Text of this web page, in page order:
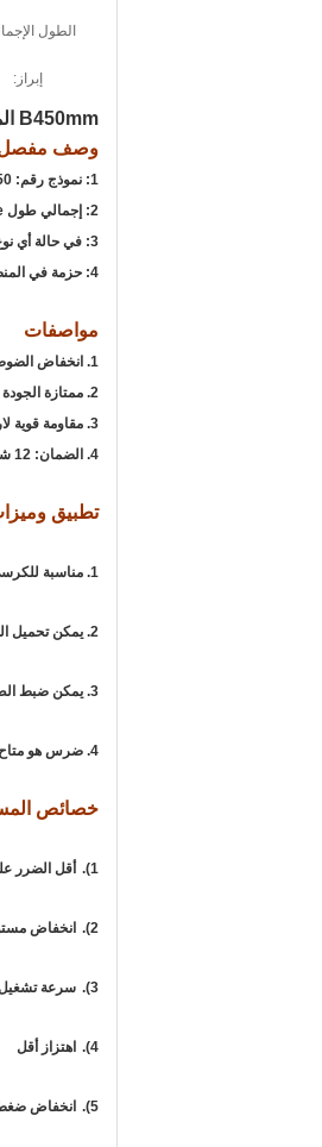
الطول
إبراز:
B450mm المطاط المسار B450 * 86 * 55 لبوبكات / حفارة الحالة
وصف مفصل
1: نموذج رقم: 450 * 86 * 55
2: إجمالي طول Adjustalbe ، مجانا للتغيير ، بسهولة للتعامل!
3: في حالة أي نوع آخر ، الثابتة والمتنقلة تحقق معنا أولا
4: حزمة في المنصات الخشبية أو وفقا لمتطلبات العملاء
مواصفات
1. انخفاض الضوضاء والاهتزاز
2. ممتازة الجودة والسعر المنخفض
3. مقاومة قوية لارتداء.
4. الضمان: 12 شهرا
تطبيق
1. مناسبة للكرسي المتحرك الصغيرة.
2. يمكن تحميل الوزن حوالي 300-400 كيلوجرام
3. يمكن ضبط الطول.
4. ضرس هو متاح.
خصائص
1). أقل الضرر
2). انخفاض
3). سرعة تشغيل
4). اهتزاز أقل
5). انخفاض